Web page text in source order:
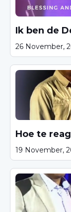
Ik ben de
26 November,
Hoe te
19 November,